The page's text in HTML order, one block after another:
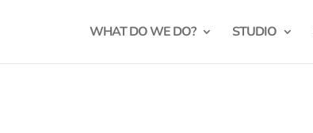
WHAT DO WE DO? STUDIO